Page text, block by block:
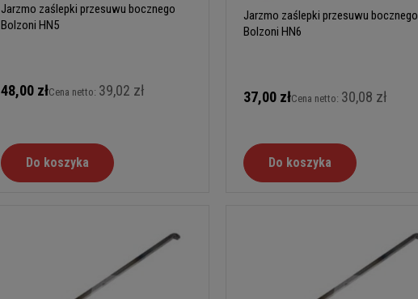
Jarzmo zaślepki przesuwu bocznego
Bolzoni HN5
48,00 złCena netto: 39,02 zł
Do koszyka
Jarzmo zaślepki przesuwu bocznego
Bolzoni HN6
37,00 złCena netto: 30,08 zł
Do koszyka